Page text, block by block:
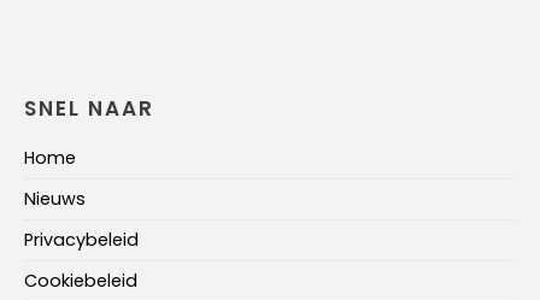
SNEL NAAR
Home
Nieuws
Privacybeleid
Cookiebeleid